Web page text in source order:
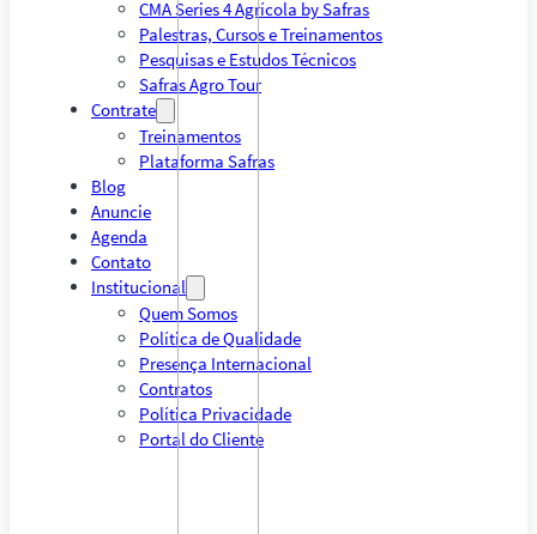
CMA Series 4 Agrícola by Safras
Palestras, Cursos e Treinamentos
Pesquisas e Estudos Técnicos
Safras Agro Tour
Contrate
Treinamentos
Plataforma Safras
Blog
Anuncie
Agenda
Contato
Institucional
Quem Somos
Política de Qualidade
Presença Internacional
Contratos
Política Privacidade
Portal do Cliente